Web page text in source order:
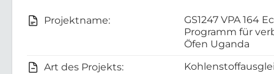
Projektname:
GS1247 VPA 164
Programm für
Öfen Uganda
Art des Projekts: